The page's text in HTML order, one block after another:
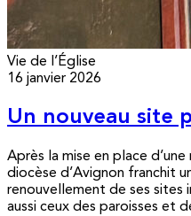
Vie de l’Église
16 janvier 2026
Un nouveau site
Après la mise en place
diocèse d’Avignon franchit
renouvellement de ses sites
aussi ceux des paroisses et